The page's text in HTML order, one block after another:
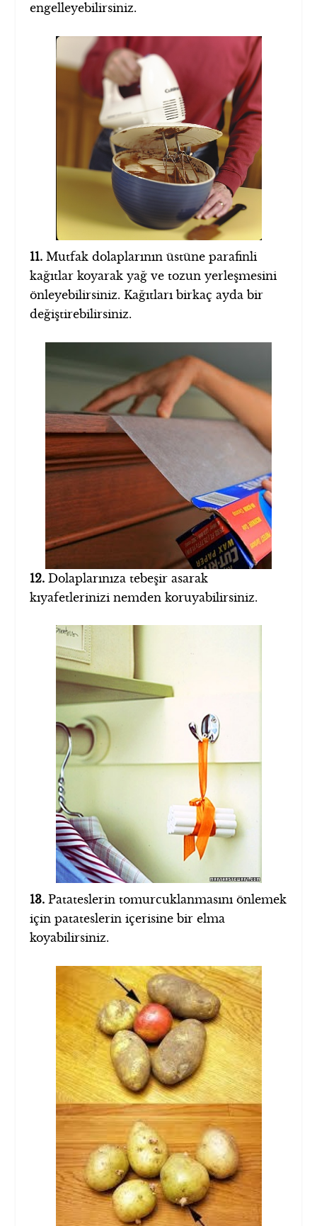
engelleyebilirsiniz.
11. Mutfak dolaplarının üstüne parafinli
kağıtlar koyarak yağ ve tozun yerleşmesini
önleyebilirsiniz. Kağıtları birkaç ayda bir
değiştirebilirsiniz.
12. Dolaplarınıza tebeşir asarak
kıyafetlerinizi nemden koruyabilirsiniz.
13.Patateslerin tomurcuklanmasını önlemek
için patateslerin içerisine bir elma
koyabilirsiniz.